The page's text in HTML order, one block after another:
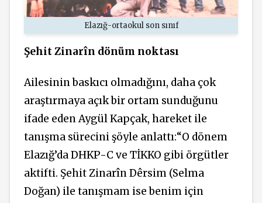
Elazığ-ortaokul son sınıf
ŞehitZinarîn dönüm noktası
Ailesinin baskıcı olmadığını, daha çok
araştırmaya açık bir ortam sunduğunu
ifade eden Aygül Kapçak, hareket ile
tanışma sürecini şöyle anlattı:“O dönem
Elazığ’da DHKP-C ve TİKKO gibi örgütler
aktifti. ŞehitZinarînDêrsim (Selma
Doğan) ile tanışmam ise benim için